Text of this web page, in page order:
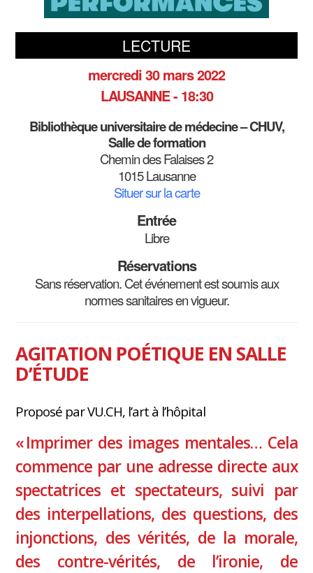
LECTURE
mercredi 30 mars 2022
LAUSANNE - 18:30
Bibliothèque universitaire de médecine – CHUV,
Salle de formation
Chemin des Falaises 2
1015 Lausanne
Situer sur la carte
Entrée
Libre
Réservations
Sans réservation. Cet événement est soumis aux
normes sanitaires en vigueur.
AGITATION POÉTIQUE EN SALLE
D’ÉTUDE
Proposé par VU.CH, l’art à l’hôpital
« Imprimer des images mentales… Cela
commence par une adresse directe aux
spectatrices et spectateurs, suivi par
des interpellations, des questions, des
injonctions, des vérités, de la morale,
des contre-vérités, de l’ironie, de